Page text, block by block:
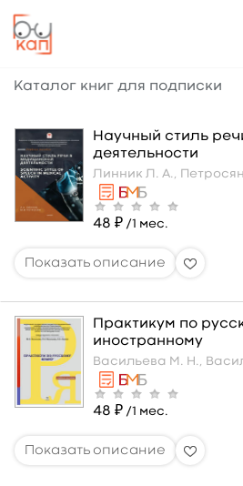
Каталог книг для подписки
Научный стиль
деятельности
Линник Л. А.,
48 ₽ /1 мес.
Практикум по
иностранному
Васильева М. Н.,
48 ₽ /1 мес.